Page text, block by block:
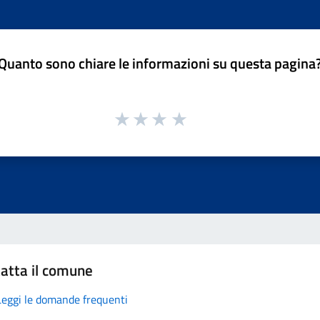
sono chiare le informazioni su questa
il comune
le domande frequenti